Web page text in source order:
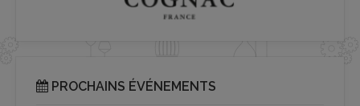
PROCHAINS ÉVÉNEMENTS